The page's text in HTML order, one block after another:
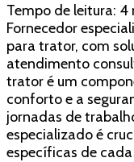
Tempo de leitura: 4
Fornecedor
para trator, com
atendimento
trator é um
conforto e a
jornadas de
especializado é
específicas de